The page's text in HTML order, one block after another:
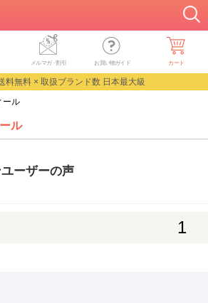
メルマガ・割引 お買い物ガイド カート
料無料 × 取扱ブランド数 日本最大級
ール
ル
ーザーの声
1